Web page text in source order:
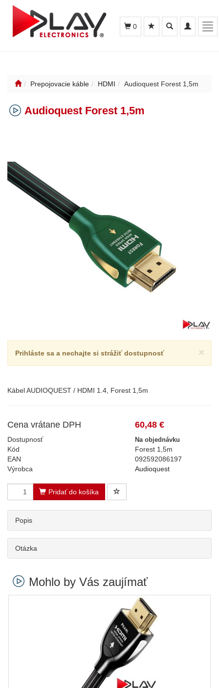
Toggle
navigation
Toggle
search
0
Prepojovacie káble HDMI Audioquest Forest 1,5m
Audioquest Forest 1,5m
×
Prihláste sa a nechajte si strážiť dostupnosť
Kábel AUDIOQUEST / HDMI 1.4, Forest 1,5m
Cena vrátane DPH 60,48 €
Dostupnosť Na objednávku
Kód
Forest 1,5m
EAN
092592086197
Výrobca
Audioquest
Pridať do košíka
Popis
Otázka
Mohlo by Vás zaujímať